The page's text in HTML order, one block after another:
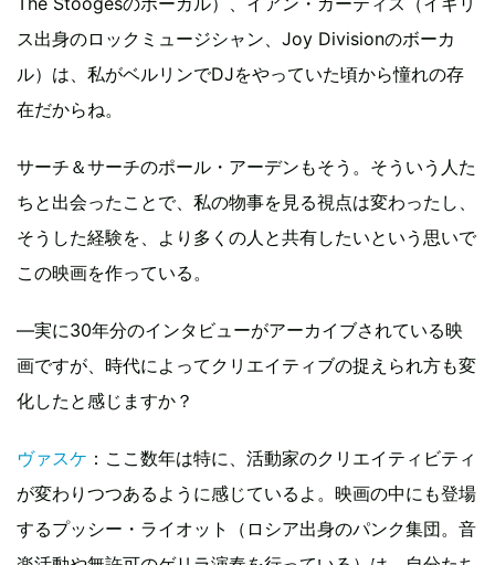
ス出身のロックミュージシャン、Joy Divisionのボーカ
ル）は、私がベルリンでDJをやっていた頃から憧れの存
在だからね。
サーチ＆サーチのポール・アーデンもそう。そういう人た
ちと出会ったことで、私の物事を見る視点は変わったし、
そうした経験を、より多くの人と共有したいという思いで
この映画を作っている。
―実に30年分のインタビューがアーカイブされている映
画ですが、時代によってクリエイティブの捉えられ方も変
化したと感じますか？
ヴァスケ ：ここ数年は特に、活動家のクリエイティビティ
が変わりつつあるように感じているよ。映画の中にも登場
するプッシー・ライオット（ロシア出身のパンク集団。音